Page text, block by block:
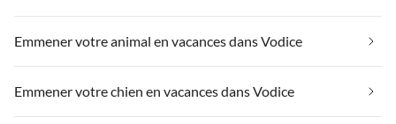
Emmener votre animal en vacances dans Vodice
Emmener votre chien en vacances dans Vodice